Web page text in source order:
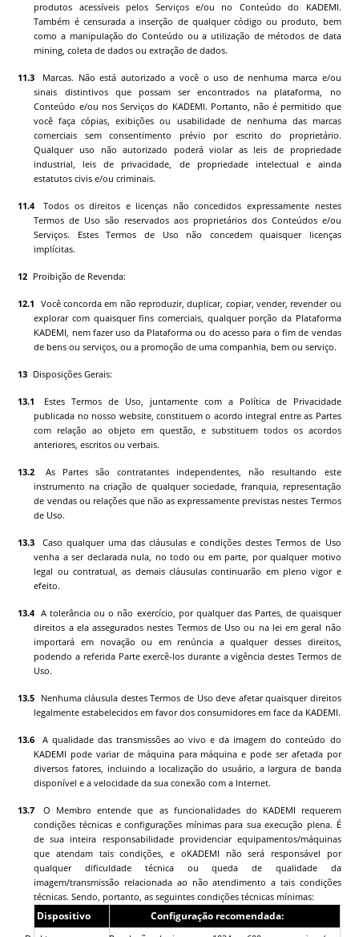
produtos acessíveis pelos Serviços e/ou no Conteúdo do KADEMI.
Também é censurada a inserção de qualquer código ou produto, bem
como a manipulação do Conteúdo ou a utilização de métodos de data
mining, coleta de dados ou extração de dados.
Marcas. Não está autorizado a você o uso de nenhuma marca e/ou
sinais distintivos que possam ser encontrados na plataforma, no
Conteúdo e/ou nos Serviços do KADEMI. Portanto, não é permitido que
você faça cópias, exibições ou usabilidade de nenhuma das marcas
comerciais sem consentimento prévio por escrito do proprietário.
Qualquer uso não autorizado poderá violar as leis de propriedade
industrial, leis de privacidade, de propriedade intelectual e ainda
estatutos civis e/ou criminais.
Todos os direitos e licenças não concedidos expressamente nestes
Termos de Uso são reservados aos proprietários dos Conteúdos e/ou
Serviços. Estes Termos de Uso não concedem quaisquer licenças
implícitas.
Proibição de Revenda:
Você concorda em não reproduzir, duplicar, copiar, vender, revender ou
explorar com quaisquer fins comerciais, qualquer porção da Plataforma
KADEMI, nem fazer uso da Plataforma ou do acesso para o fim de vendas
de bens ou serviços, ou a promoção de uma companhia, bem ou serviço.
Disposições Gerais:
Estes Termos de Uso, juntamente com a Política de Privacidade
publicada no nosso website, constituem o acordo integral entre as Partes
com relação ao objeto em questão, e substituem todos os acordos
anteriores, escritos ou verbais.
As Partes são contratantes independentes, não resultando este
instrumento na criação de qualquer sociedade, franquia, representação
de vendas ou relações que não as expressamente previstas nestes Termos
de Uso.
Caso qualquer uma das cláusulas e condições destes Termos de Uso
venha a ser declarada nula, no todo ou em parte, por qualquer motivo
legal ou contratual, as demais cláusulas continuarão em pleno vigor e
efeito.
A tolerância ou o não exercício, por qualquer das Partes, de quaisquer
direitos a ela assegurados nestes Termos de Uso ou na lei em geral não
importará em novação ou em renúncia a qualquer desses direitos,
podendo a referida Parte exercê-los durante a vigência destes Termos de
Uso.
Nenhuma cláusula destes Termos de Uso deve afetar quaisquer direitos
legalmente estabelecidos em favor dos consumidores em face da KADEMI.
A qualidade das transmissões ao vivo e da imagem do conteúdo do
KADEMI pode variar de máquina para máquina e pode ser afetada por
diversos fatores, incluindo a localização do usuário, a largura de banda
disponível e a velocidade da sua conexão com a Internet.
O Membro entende que as funcionalidades do KADEMI requerem
condições técnicas e configurações mínimas para sua execução plena. É
de sua inteira responsabilidade providenciar equipamentos/máquinas
que atendam tais condições, e oKADEMI não será responsável por
qualquer dificuldade técnica ou queda de qualidade da
imagem/transmissão relacionada ao não atendimento a tais condições
técnicas. Sendo, portanto, as seguintes condições técnicas mínimas:
Dispositivo Configuração recomendada: